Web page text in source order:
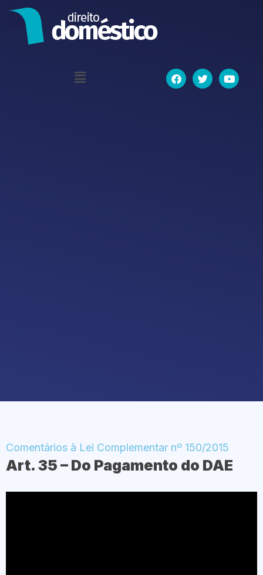
Comentários à Lei Complementar nº 150/2015
Art. 35 – Do Pagamento do DAE